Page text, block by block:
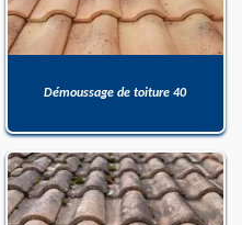
Démoussage de toiture 40